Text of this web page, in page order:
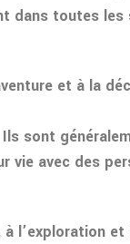
dans toutes les
et à la
sont
avec des